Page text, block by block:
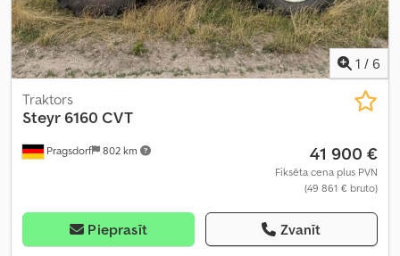
1 / 6
Pragsdorf 802 km
Traktors
Steyr 6160 CVT
41 900 €
Fiksēta cena plus PVN
(49 861 € bruto)
Pieprasīt Zvanīt